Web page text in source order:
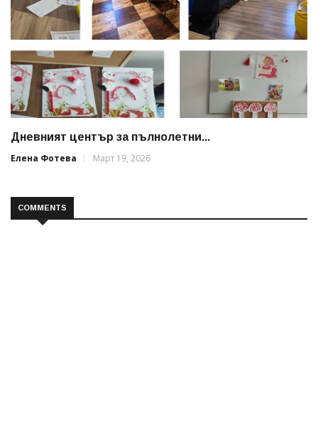
Дневният център за пълнолетни...
Елена Фотева
Март 19, 2026
COMMENTS